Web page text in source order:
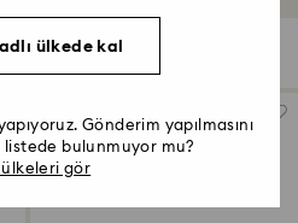
Filtre
ülkede kal
Gönderim yapılmasını
listede bulunmuyor mu?
ülkeleri gör